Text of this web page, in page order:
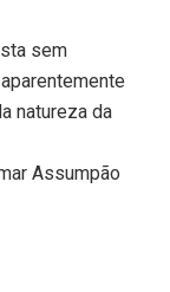
sem
natureza da
Assumpão